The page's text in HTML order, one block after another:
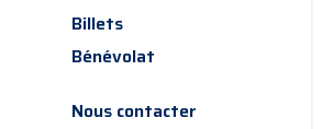
Billets
Bénévolat
Nous contacter